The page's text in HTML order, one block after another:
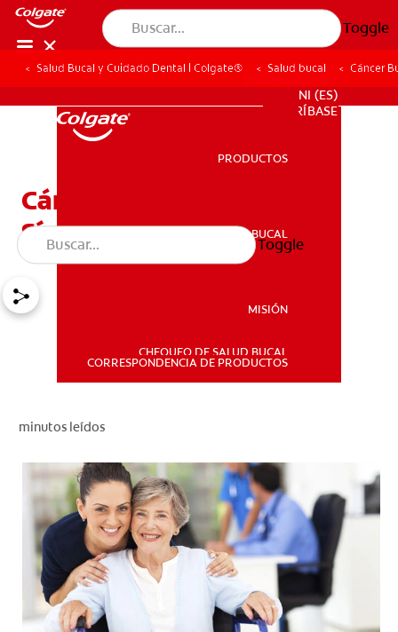
Toggle
SALUD BUCAL
PROMOCIONES
NI (ES)
SUSCRÍBASE
NI (ES)
SUSCRÍBASE
PRODUCTOS
SALUD BUCAL
MISIÓN
CHEQUEO DE SALUD BUCAL
CORRESPONDENCIA DE PRODUCTOS
Toggle
Salud Bucal y Cuidado Dental | Colgate® Salud bucal Cáncer
Cáncer Bucal: Signos Y
Síntomas
minutos leídos